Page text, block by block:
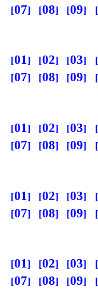
07
08 09
01 02 03
07
08 09
01 02 03
07
08 09
01 02 03
07
08 09
01 02 03
07
08 09